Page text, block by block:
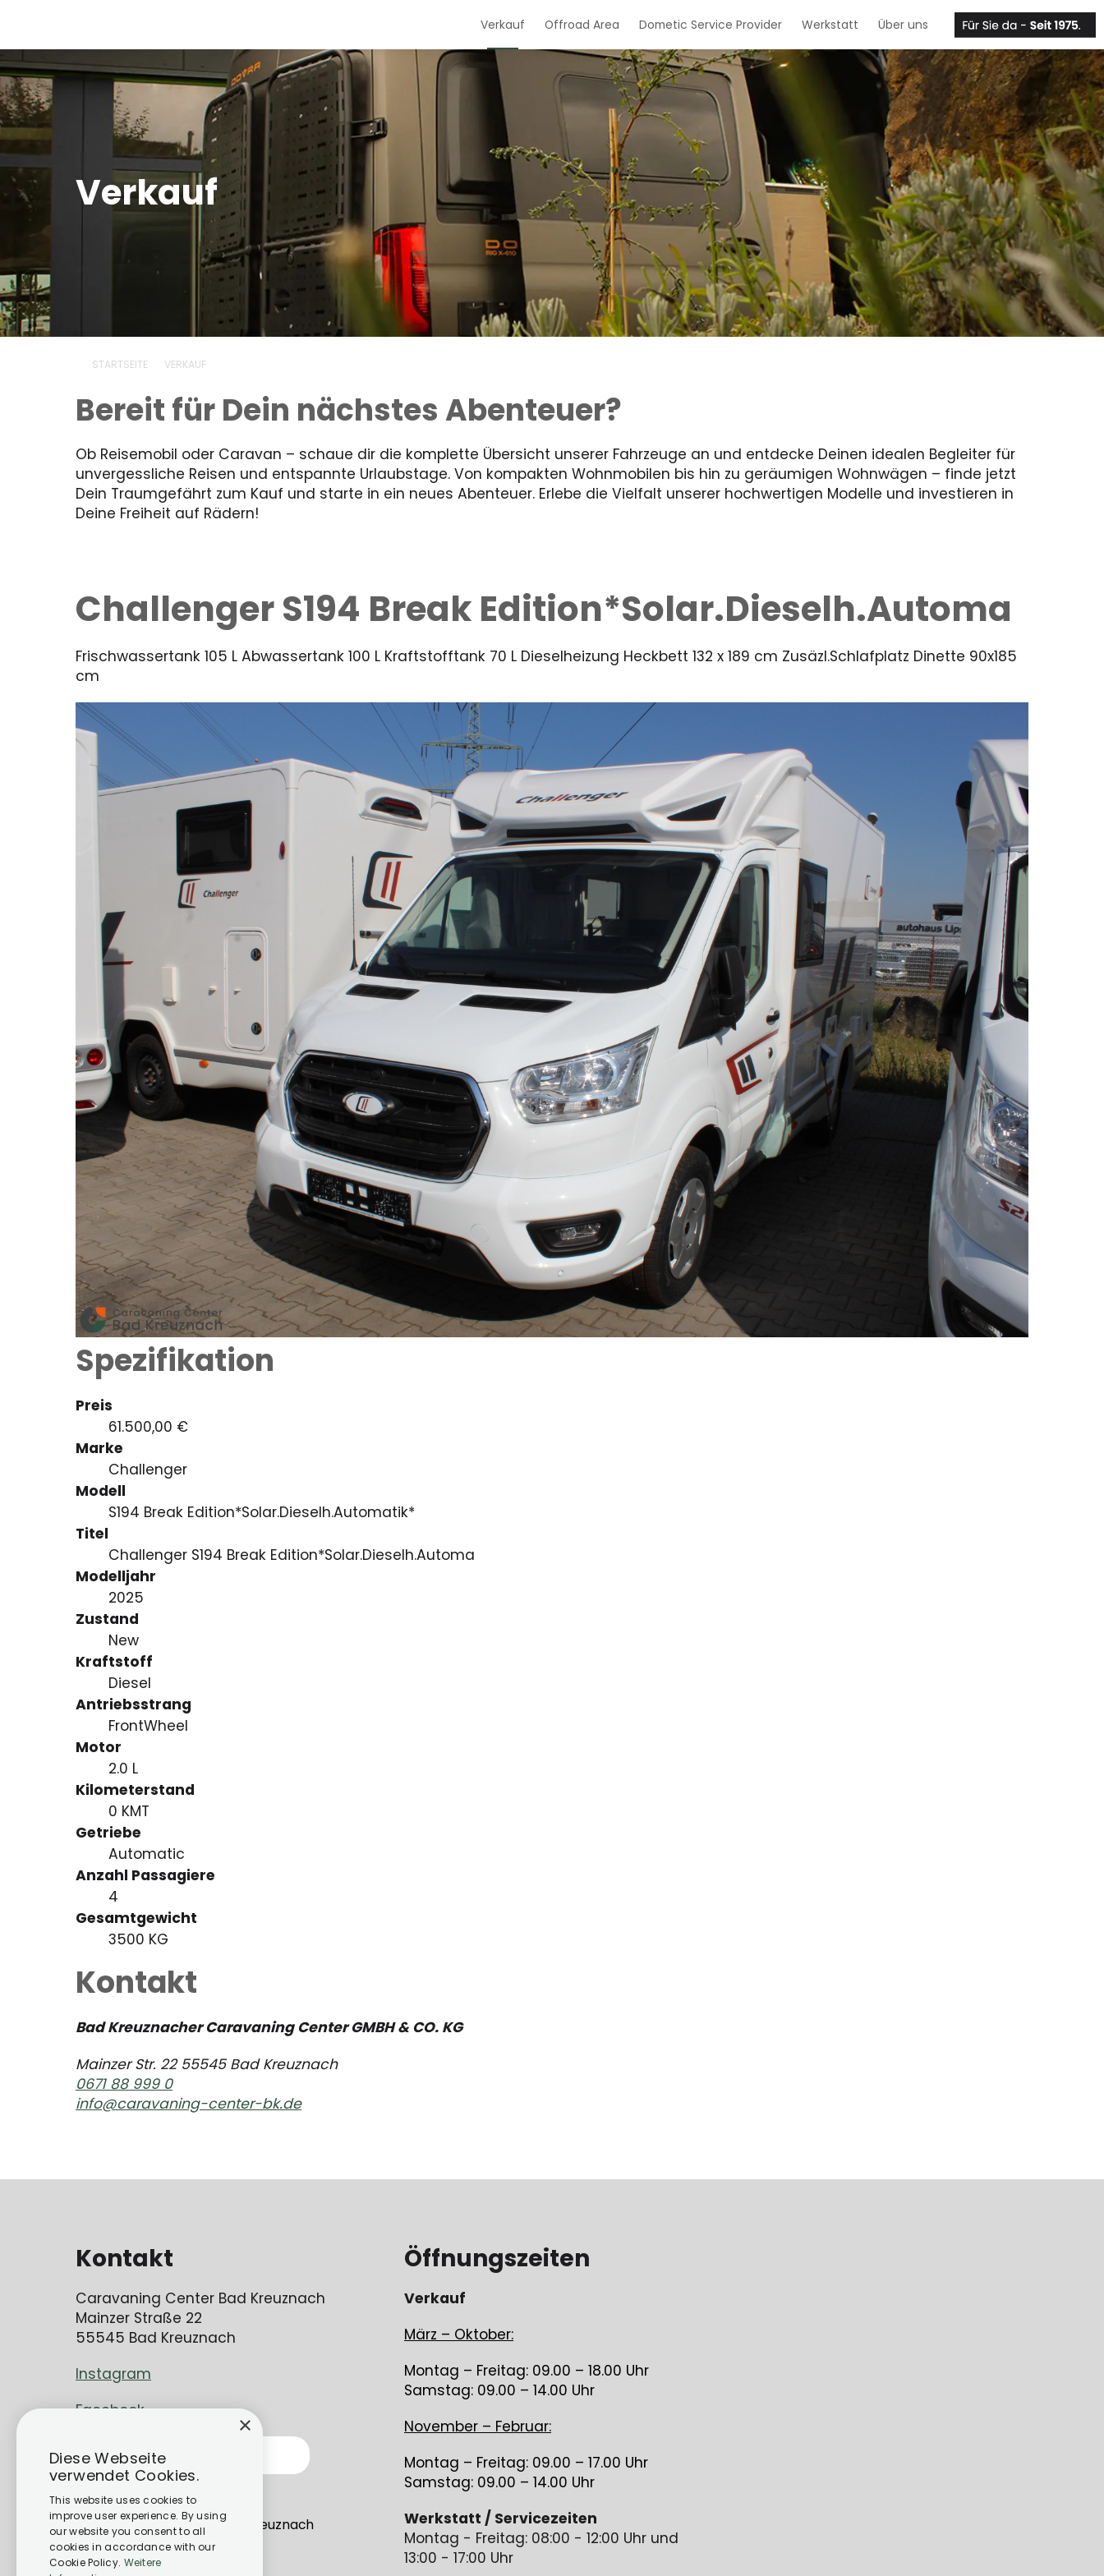
Verkauf Offroad Area Dometic Service Provider Werkstatt Über uns
Verkauf
STARTSEITE VERKAUF
Bereit für Dein nächstes Abenteuer?
Ob Reisemobil oder Caravan – schaue dir die komplette Übersicht unserer Fahrzeuge an und entdecke Deinen idealen Begleiter für
unvergessliche Reisen und entspannte Urlaubstage. Von kompakten Wohnmobilen bis hin zu geräumigen Wohnwägen – finde jetzt
Dein Traumgefährt zum Kauf und starte in ein neues Abenteuer. Erlebe die Vielfalt unserer hochwertigen Modelle und investieren in
Deine Freiheit auf Rädern!
Challenger S194 Break Edition*Solar.Dieselh.Automa
Frischwassertank 105 L Abwassertank 100 L Kraftstofftank 70 L Dieselheizung Heckbett 132 x 189 cm Zusäzl.Schlafplatz Dinette 90x185
cm
Spezifikation
Preis
61.500,00 €
Marke
Challenger
Modell
S194 Break Edition*Solar.Dieselh.Automatik*
Titel
Challenger S194 Break Edition*Solar.Dieselh.Automa
Modelljahr
2025
Zustand
New
Kraftstoff
Diesel
Antriebsstrang
FrontWheel
Motor
2.0 L
Kilometerstand
0 KMT
Getriebe
Automatic
Anzahl Passagiere
4
Gesamtgewicht
3500 KG
Kontakt
Bad Kreuznacher Caravaning Center GMBH & CO. KG
Mainzer Str. 22 55545 Bad Kreuznach
0671 88 999 0
info@caravaning-center-bk.de
Kontakt
Caravaning Center Bad Kreuznach
Mainzer Straße 22
55545 Bad Kreuznach
Instagram
Facebook
Kontakt
info@cc-bk.de
Mainzer Str. 22, 55545 Bad Kreuznach
Öffnungszeiten
Verkauf
März – Oktober:
Montag – Freitag: 09.00 – 18.00 Uhr
Samstag: 09.00 – 14.00 Uhr
November – Februar:
Montag – Freitag: 09.00 – 17.00 Uhr
Samstag: 09.00 – 14.00 Uhr
Werkstatt / Servicezeiten
Montag - Freitag: 08:00 - 12:00 Uhr und
13:00 - 17:00 Uhr
×
Diese Webseite
verwendet Cookies.
This website uses cookies to
improve user experience. By using
our website you consent to all
cookies in accordance with our
Cookie Policy. Weitere